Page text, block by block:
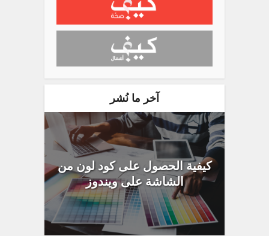
آخر ما نُشر
كيفية الحصول على كود لون من
الشاشة على ويندوز